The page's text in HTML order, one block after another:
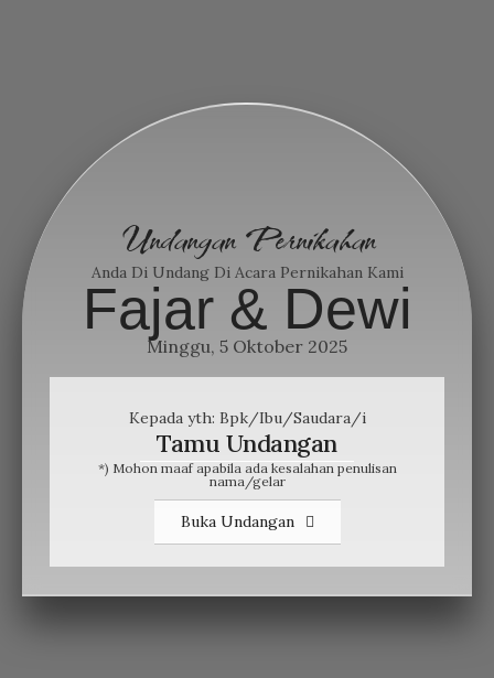
Undangan Pernikahan
Anda Di Undang Di Acara Pernikahan Kami
Fajar & Dewi
Minggu, 5 Oktober 2025
Kepada yth: Bpk/Ibu/Saudara/i
Tamu Undangan
*) Mohon maaf apabila ada kesalahan penulisan
nama/gelar
Buka Undangan